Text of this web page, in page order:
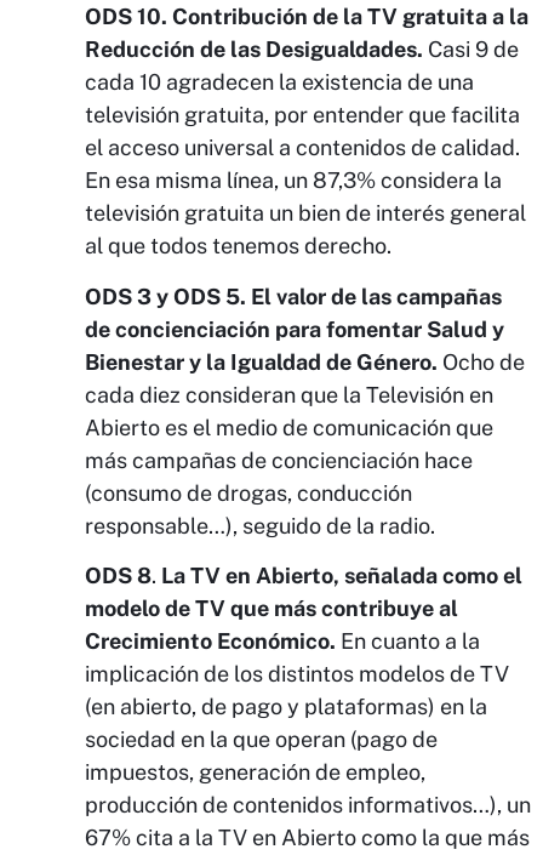
ODS 10. Contribución de la TV gratuita a la
Reducción de las Desigualdades. Casi 9 de
cada 10 agradecen la existencia de una
televisión gratuita, por entender que facilita
el acceso universal a contenidos de calidad.
En esa misma línea, un 87,3% considera la
televisión gratuita un bien de interés general
al que todos tenemos derecho.
ODS 3 y ODS 5. El valor de las campañas
de concienciación para fomentar Salud y
Bienestar y la Igualdad de Género. Ocho de
cada diez consideran que la Televisión en
Abierto es el medio de comunicación que
más campañas de concienciación hace
(consumo de drogas, conducción
responsable…), seguido de la radio.
ODS 8. La TV en Abierto, señalada como el
modelo de TV que más contribuye al
Crecimiento Económico. En cuanto a la
implicación de los distintos modelos de TV
(en abierto, de pago y plataformas) en la
sociedad en la que operan (pago de
impuestos, generación de empleo,
producción de contenidos informativos…), un
67% cita a la TV en Abierto como la que más